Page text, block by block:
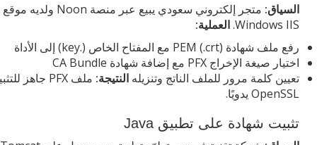
السياق:
Windows IIS. العملية:
رفع ملف شهادة PEM (.crt) مع المفتاح الخاص (.key) إلى الأداة
اختيار صيغة الإخراج PFX مع إضافة شهادة CA Bundle
تعيين كلمة مرور للملف الناتج وتنزيله النتيجة:
OpenSSL يدويًا.
تثبيت شهادة على تطبيق Java